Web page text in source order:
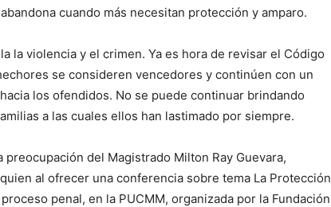
cuando más necesitan protección y amparo.
la violencia y el crimen. Ya es hora de revisar el Código
se consideren vencedores y continúen con un
los ofendidos. No se puede continuar brindando
a las cuales ellos han lastimado por siempre.
del Magistrado Milton Ray Guevara,
al ofrecer una conferencia sobre tema La Protección
penal, en la PUCMM, organizada por la Fundación